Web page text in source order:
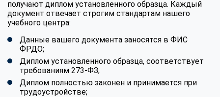
получают диплом установленного образца. Каждый
документ отвечает строгим стандартам нашего
учебного центра:
Данные вашего документа заносятся в ФИС
ФРДО;
Диплом установленного образца, соответствует
требованиям 273-ФЗ;
Диплом полностью законен и принимается при
трудоустройстве;